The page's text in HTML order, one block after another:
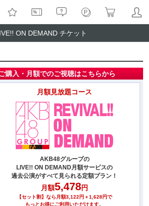
ON DEMAND チケット
購入・月額でのご視聴はこちらから
月額見放題コース
AKB48グループの
LIVE!! ON DEMAND月額サービスの
過去公演がすべて見られる定額プラン！
月額5,478円
【セット割】なら月額3,122円＋1,628円で
もっとお得にご利用いただけます。